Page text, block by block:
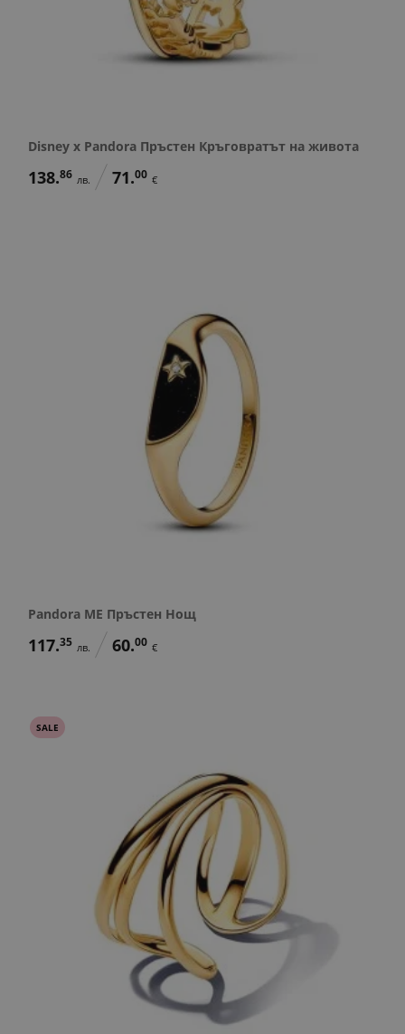
Disney x Pandora Пръстен Кръговратът на живота
138.86 лв. 71.00 €
Pandora ME Пръстен Нощ
117.35 лв. 60.00 €
SALE